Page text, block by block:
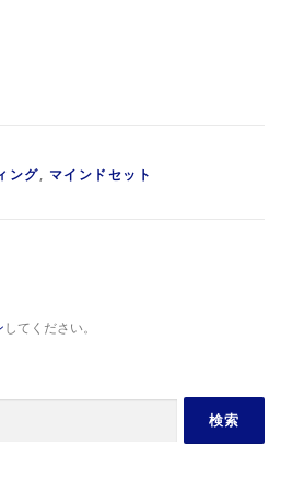
ング, マインドセット
してください。